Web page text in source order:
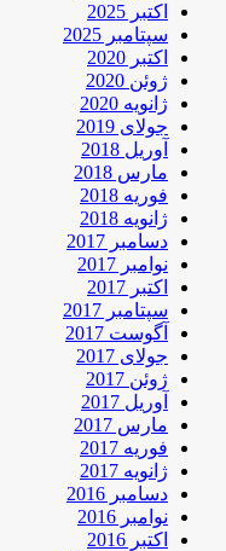
اکتبر 2025
سپتامبر 2025
اکتبر 2020
ژوئن 2020
ژانویه 2020
جولای 2019
آوریل 2018
مارس 2018
فوریه 2018
ژانویه 2018
دسامبر 2017
نوامبر 2017
اکتبر 2017
سپتامبر 2017
آگوست 2017
جولای 2017
ژوئن 2017
آوریل 2017
مارس 2017
فوریه 2017
ژانویه 2017
دسامبر 2016
نوامبر 2016
اکتبر 2016